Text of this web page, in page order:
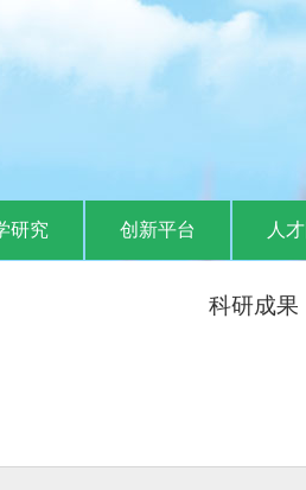
研究 创新平台 人
科研成果